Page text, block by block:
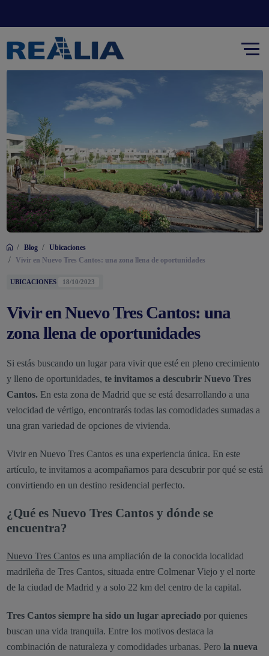
/ Blog / Ubicaciones
/ Vivir en Nuevo Tres Cantos: una zona llena de oportunidades
UBICACIONES 18/10/2023
Vivir en Nuevo Tres Cantos: una
zona llena de oportunidades
Si estás buscando un lugar para vivir que esté en pleno crecimiento
y lleno de oportunidades, te invitamos a descubrir Nuevo Tres
Cantos. En esta zona de Madrid que se está desarrollando a una
velocidad de vértigo, encontrarás todas las comodidades sumadas a
una gran variedad de opciones de vivienda.
Vivir en Nuevo Tres Cantos es una experiencia única. En este
artículo, te invitamos a acompañarnos para descubrir por qué se está
convirtiendo en un destino residencial perfecto.
¿Qué es Nuevo Tres Cantos y dónde se
encuentra?
Nuevo Tres Cantos es una ampliación de la conocida localidad
madrileña de Tres Cantos, situada entre Colmenar Viejo y el norte
de la ciudad de Madrid y a solo 22 km del centro de la capital.
Tres Cantos siempre ha sido un lugar apreciadopor quienes
buscan una vida tranquila. Entre los motivos destaca la
combinación de naturaleza y comodidades urbanas. Perola nueva